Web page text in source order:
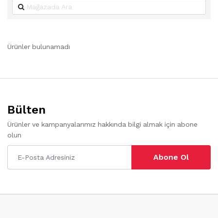
Ürünler bulunamadı
Bülten
Ürünler ve kampanyalarımız hakkında bilgi almak için abone
olun
Abone Ol